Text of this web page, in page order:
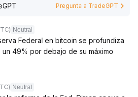
Pregunta a TradeGPT
Neutral
Federal en bitcoin se profundiza
un 49% por debajo de su máximo
Neutral